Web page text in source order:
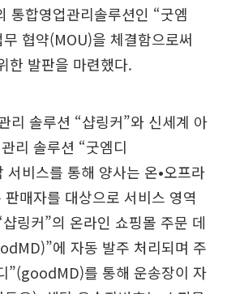
통합영업관리솔루션인 “굿엠
협약(MOU)을 체결함으로써
한 발판을 마련했다.
리 솔루션 “샵링커”와 신세계 아
리 솔루션 “굿엠디
비스를 통해 양사는 온•오프라
매자를 대상으로 서비스 영역
링커”의 온라인 쇼핑몰 주문 데
에 자동 발주 처리되며 주
”(goodMD)를 통해 운송장이 자